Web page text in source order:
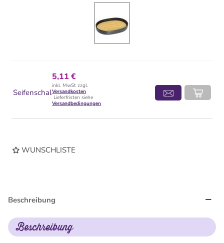
Seifenschale
5,11 €
inkl. MwSt zzgl.
Versandkosten
Lieferfristen siehe
Versandbedingungen
WUNSCHLISTE
Beschreibung
Beschreibung